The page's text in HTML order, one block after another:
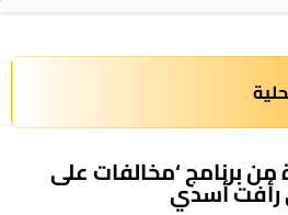
برنامج ‘مخالفات على
رأفت أسدي